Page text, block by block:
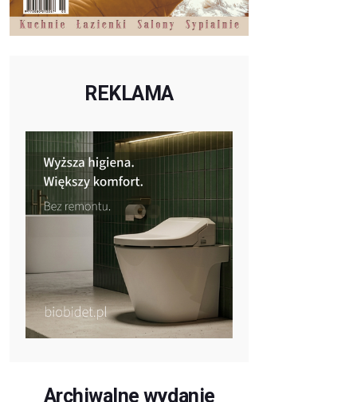
REKLAMA
Archiwalne wydanie